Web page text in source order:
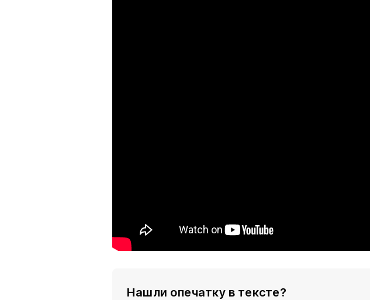
Нашли опечатку в тексте?